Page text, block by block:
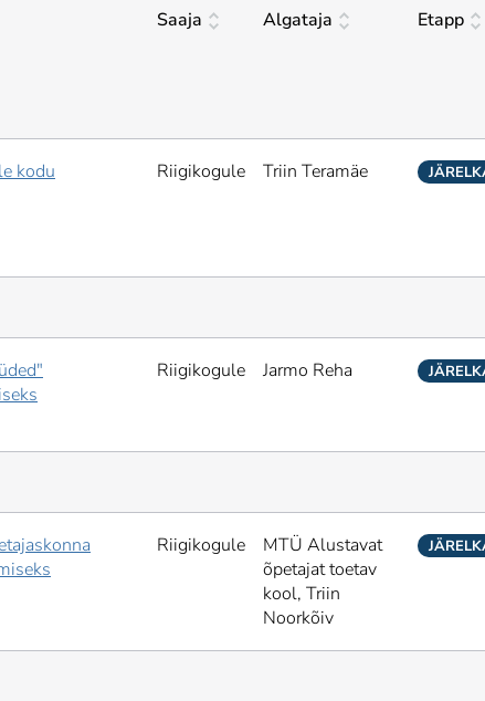
Saaja Algataja Etapp
kodu Riigikogule Triin Teramäe
Riigikogule Jarmo Reha
Riigikogule
MTÜ Alustavat
õpetajat toetav
kool, Triin
Noorkõiv